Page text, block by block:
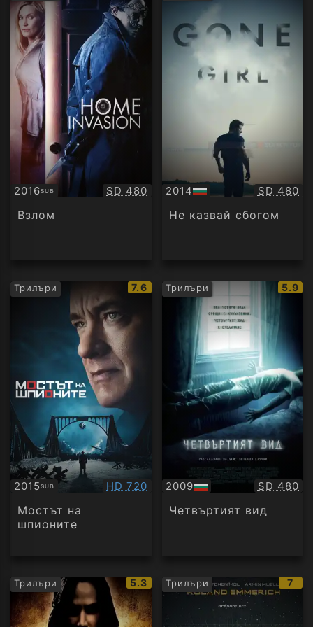
рейтинг:
2016SUB
Субтитри Качество:
SD 480
Взлом
2014
БГ
аудио
SD 480
Не казвай сбогом
Трилъри
IMDb
рейтинг:
7.6
2015SUB
Субтитри Качество:
HD 720
Мостът на
шпионите
Трилъри
IMDb
5.9
2009
БГ
аудио
SD 480
Четвъртият вид
Трилъри
IMDb
рейтинг:
5.3 Трилъри 7